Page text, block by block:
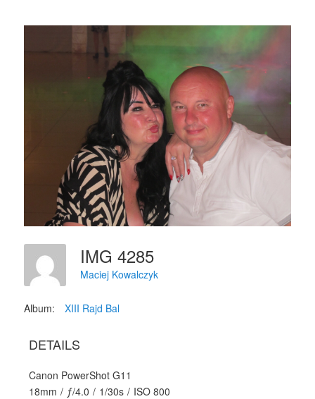
IMG 4285
Maciej Kowalczyk
Album: XIII Rajd Bal
DETAILS
Canon PowerShot G11
18mm / ƒ/4.0 / 1/30s / ISO 800